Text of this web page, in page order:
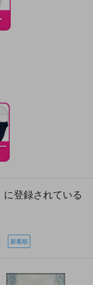
に登録されている
新着順